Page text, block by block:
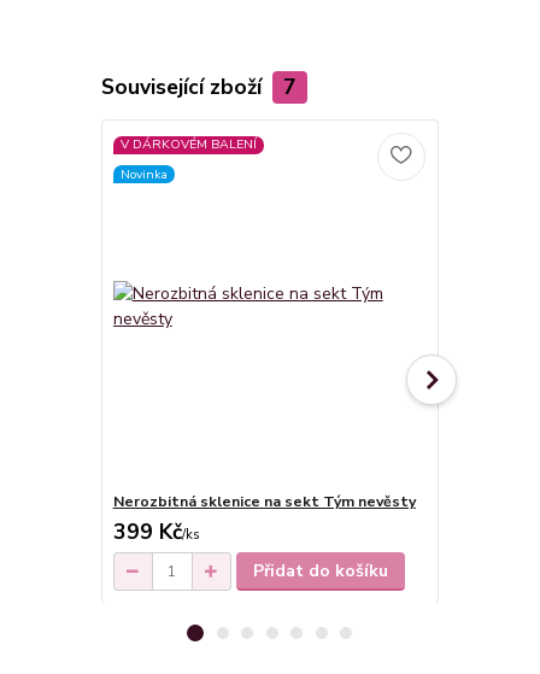
Související zboží 7
V DÁRKOVÉM BALENÍ
Novinka
Nerozbitná sklenice na sekt Tým nevěsty
399 Kč/ks
Přidat do košíku